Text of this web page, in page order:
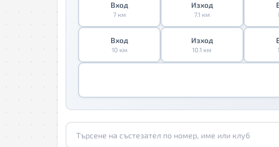
Вход
7 км
Изход
7.1 км
Вход
10 км
Изход
10.1 км